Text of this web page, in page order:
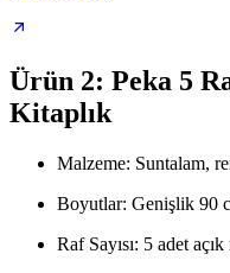
Ürün 2: Peka 5
Kitaplık
Malzeme: Suntalam,
Boyutlar: Genişlik 90
Raf Sayısı: 5 adet açık